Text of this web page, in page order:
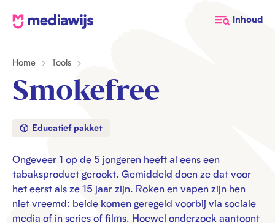
M
w
j
Inhoud
Home Tools
Smokefree
Educatief pakket
Ongeveer 1 op de 5 jongeren heeft al eens een
tabaksproduct gerookt. Gemiddeld doen ze dat voor
het eerst als ze 15 jaar zijn. Roken en vapen zijn hen
niet vreemd: beide komen geregeld voorbij via sociale
media of in series of films. Hoewel onderzoek aantoont